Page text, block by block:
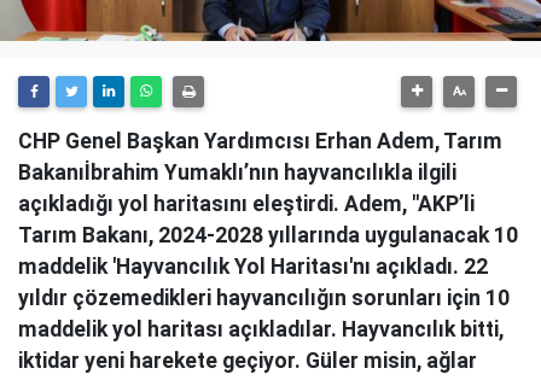
CHP Genel Başkan Yardımcısı Erhan Adem, Tarım
Bakanıİbrahim Yumaklı’nın hayvancılıkla ilgili
açıkladığı yol haritasını eleştirdi. Adem, "AKP’li
Tarım Bakanı, 2024-2028 yıllarında uygulanacak 10
maddelik 'Hayvancılık Yol Haritası'nı açıkladı. 22
yıldır çözemedikleri hayvancılığın sorunları için 10
maddelik yol haritası açıkladılar. Hayvancılık bitti,
iktidar yeni harekete geçiyor. Güler misin, ağlar